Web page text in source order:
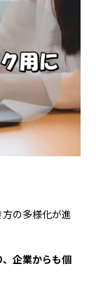
の多様化が進
企業からも個